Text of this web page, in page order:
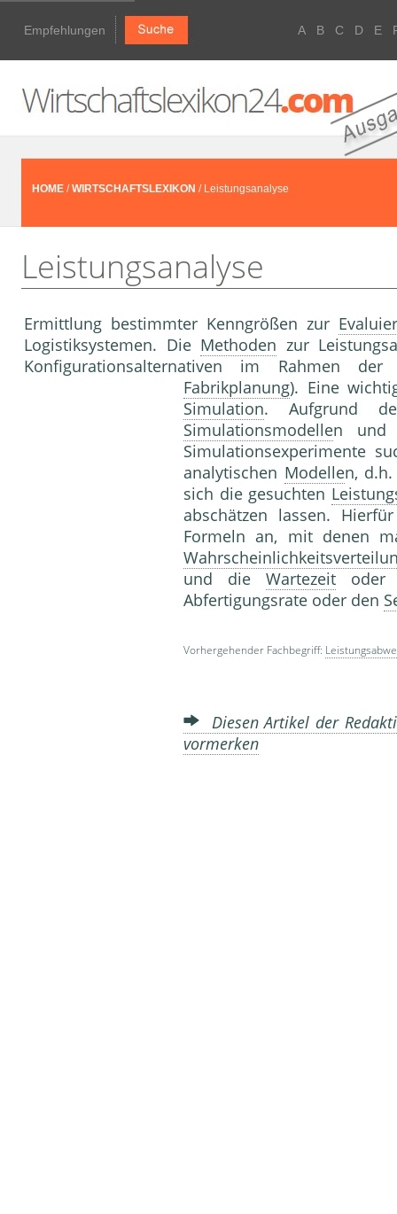
Empfehlungen A B C D E
HOME /WIRTSCHAFTSLEXIKON / Leistungsanalyse
Leistungsanalyse
Ermittlung bestimmter Kenngrößen zur
Logistiksystemen. Die Methoden zur
Konfigurationsalternativen im Rahmen der
Fabrikplanung). Eine
Simulation. Aufgrund
Simulationsmodellen und
Simulationsexperimente
analytischen Modellen,
sich die gesuchten
abschätzen lassen.
Formeln an, mit denen
und dieWartezeit oder
Abfertigungsrate oder den
Vorhergehender Fachbegriff:
Diesen Artikel der
vormerken